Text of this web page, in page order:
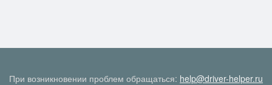
При возникновении проблем обращаться: help@driver-helper.ru